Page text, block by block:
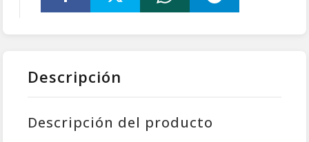
Descripción
Descripción del producto